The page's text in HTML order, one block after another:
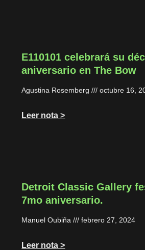
E110101 celebrará su
aniversario en The Bow
Agustina Rosemberg octubre 16,
Leer nota >
Detroit Classic Gallery
7mo aniversario.
Manuel Oubiña febrero 27, 2024
Leer nota >